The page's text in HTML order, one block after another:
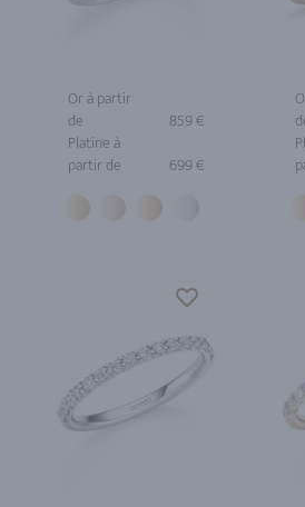
Or à partir
de
859 €
Platine à
partir de
699 €